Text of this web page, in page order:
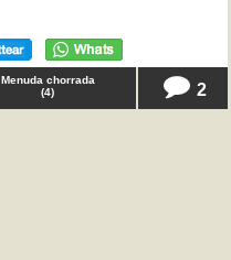
Menuda chorrada
(4) 2